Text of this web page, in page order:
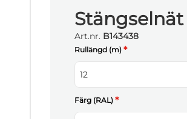
Stängselnät
Art.nr. B143438
Rullängd (m) *
12
Färg (RAL) *